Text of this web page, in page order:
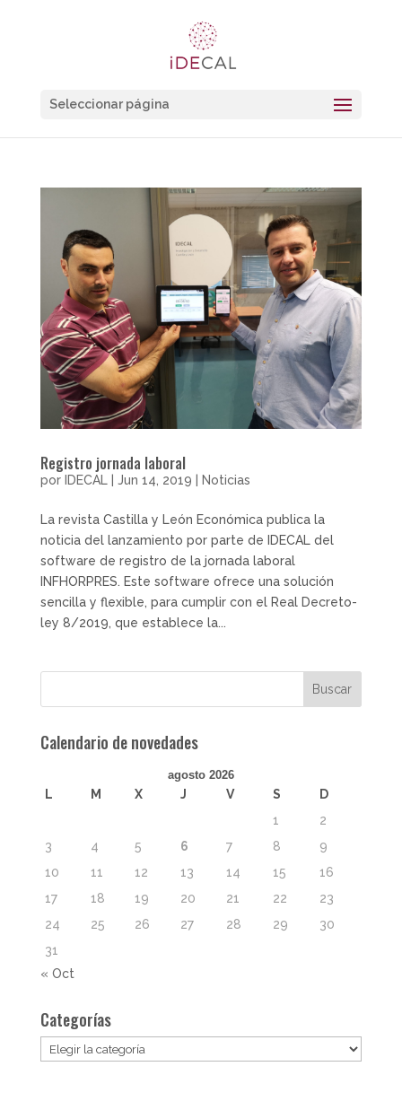
Seleccionar página
Registro jornada laboral
por IDECAL Jun 14, 2019 Noticias
La revista Castilla y León Económica publica la
noticia del lanzamiento por parte de IDECAL del
software de registro de la jornada laboral
INFHORPRES. Este software ofrece una solución
sencilla y flexible, para cumplir con el Real Decreto-
ley 8/2019, que establece la...
Calendario de novedades
agosto 2026
L M X J V S
D
1
2
3
4 5 6 7 8
9
10
11 12 13 14 15
16
17
18 19 20 21 22
23
24
25 26 27 28 29
30
31
« Oct
Categorías
Categorías